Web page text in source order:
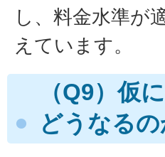
し、料金水準が
えています。
（Q9）仮
どうなるの